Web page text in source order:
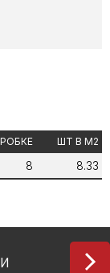
ШТ В М2
8 8.33